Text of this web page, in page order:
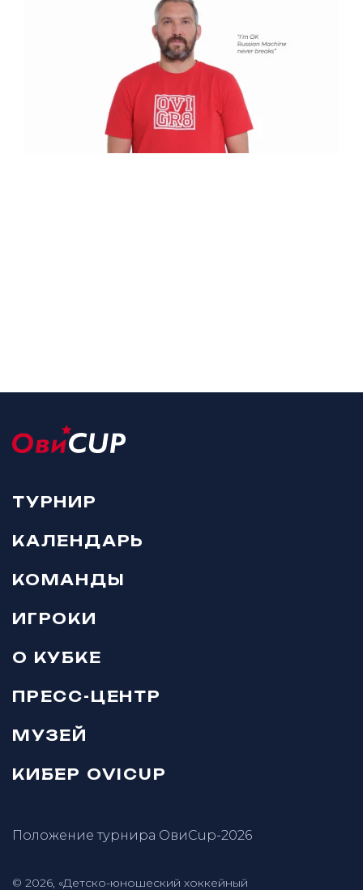
ТУРНИР
КАЛЕНДАРЬ
КОМАНДЫ
ИГРОКИ
О КУБКЕ
ПРЕСС-ЦЕНТР
МУЗЕЙ
КИБЕР OVICUP
Положение турнира ОвиCup-2026
© 2026, «Детско-юношеский хоккейный